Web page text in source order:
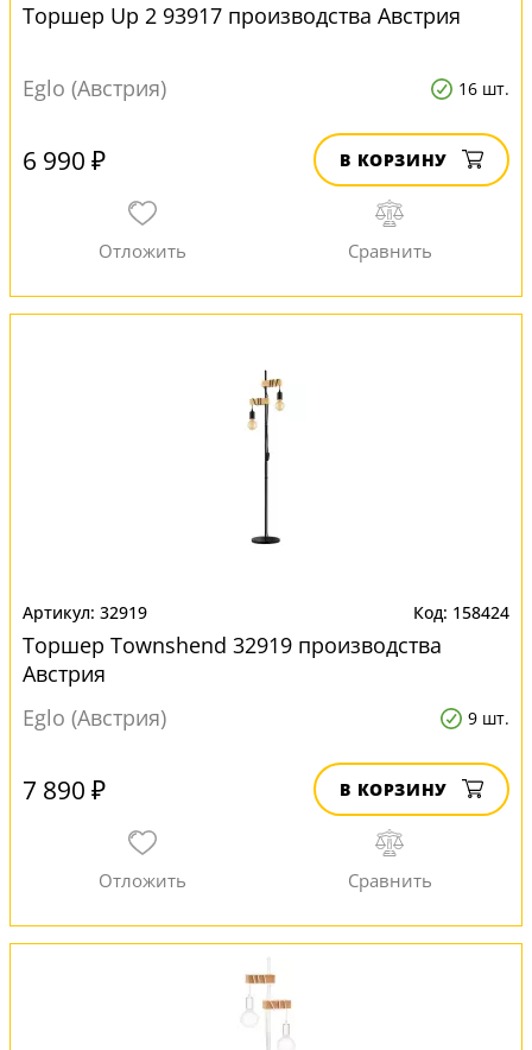
Торшер Up 2 93917 производства Австрия
Eglo (Австрия) 16 шт.
6 990 ₽ В КОРЗИНУ
32919 158424
Торшер Townshend 32919 производства
Австрия
Eglo (Австрия)
9 шт.
7 890 ₽ В КОРЗИНУ